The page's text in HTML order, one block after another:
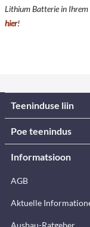
Lithium Batterie in Ihrem
hier!
Teeninduse liin
Poe teenindus
Informatsioon
AGB
Aktuelle
Ausbau-Ratgeber